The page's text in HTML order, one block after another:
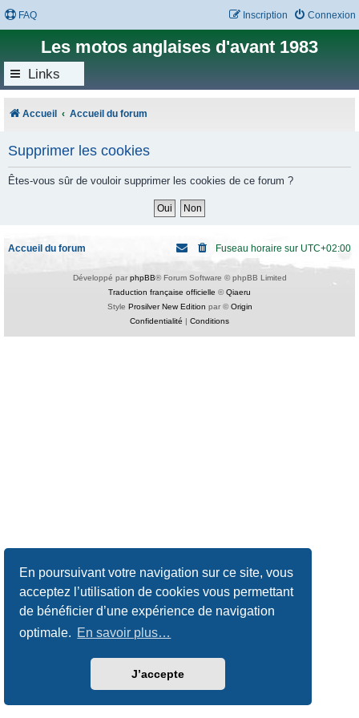
En poursuivant votre navigation sur ce site, vous
acceptez l’utilisation de cookies vous permettant
de bénéficier d’une expérience de navigation
optimale. En savoir plus…
J’accepte
FAQ Connexion
Inscription
Les motos anglaises d'avant 1983
Links
Accueil Accueil du forum
Supprimer les cookies
Êtes-vous sûr de vouloir supprimer les cookies de ce forum ?
Accueil du forum Fuseau horaire sur UTC+02:00
Développé par phpBB® Forum Software © phpBB Limited
Traduction française officielle ©Qiaeru
Style Prosilver New Edition par ©Origin
Confidentialité | Conditions